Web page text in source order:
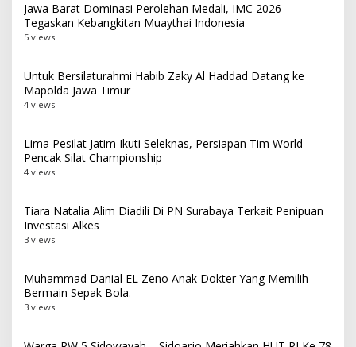
Jawa Barat Dominasi Perolehan Medali, IMC 2026
Tegaskan Kebangkitan Muaythai Indonesia
5 views
Untuk Bersilaturahmi Habib Zaky Al Haddad Datang ke
Mapolda Jawa Timur
4 views
Lima Pesilat Jatim Ikuti Seleknas, Persiapan Tim World
Pencak Silat Championship
4 views
Tiara Natalia Alim Diadili Di PN Surabaya Terkait Penipuan
Investasi Alkes
3 views
Muhammad Danial EL Zeno Anak Dokter Yang Memilih
Bermain Sepak Bola.
3 views